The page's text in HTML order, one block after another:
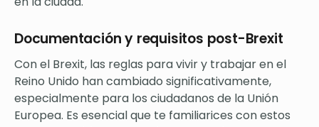
Documentación y requisitos post-Brexit
Con el Brexit, las reglas para vivir y trabajar en el
Reino Unido han cambiado significativamente,
especialmente para los ciudadanos de la Unión
Europea. Es esencial que te familiarices con estos